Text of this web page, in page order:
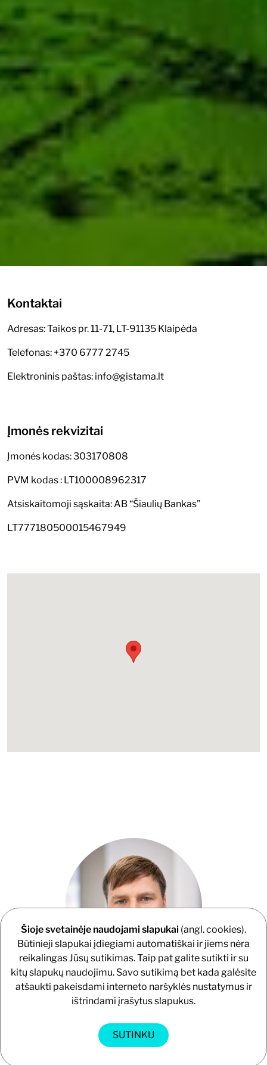
Kontaktai
Adresas: Taikos pr. 11-71, LT-91135 Klaipėda
Telefonas: +370 6777 2745
Elektroninis paštas: info@gistama.lt
Įmonės rekvizitai
Įmonės kodas: 303170808
PVM kodas : LT100008962317
Atsiskaitomoji sąskaita: AB “Šiaulių Bankas”
LT777180500015467949
Direktorius
TAUTVYDAS VIRKUTIS
+37067772745
tautvydas.virkutis@gistama.lt
Šioje svetainėje naudojami slapukai (angl. cookies).
Būtinieji slapukai įdiegiami automatiškai ir jiems nėra
reikalingas Jūsų sutikimas. Taip pat galite sutikti ir su
kitų slapukų naudojimu. Savo sutikimą bet kada galėsite
atšaukti pakeisdami interneto naršyklės nustatymus ir
ištrindami įrašytus slapukus.
SUTINKU